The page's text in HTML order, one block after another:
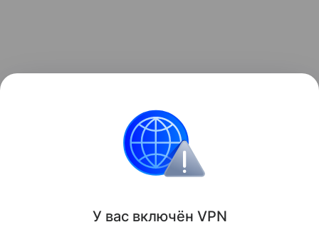
У вас включён VPN